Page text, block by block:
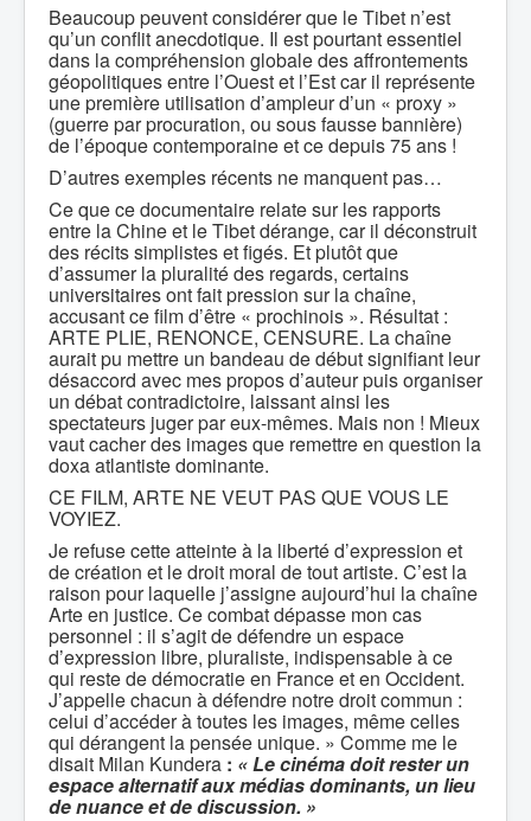
Beaucoup peuvent considérer que le Tibet n’est
qu’un conflit anecdotique. Il est pourtant essentiel
dans la compréhension globale des affrontements
géopolitiques entre l’Ouest et l’Est car il représente
une première utilisation d’ampleur d’un « proxy »
(guerre par procuration, ou sous fausse bannière)
de l’époque contemporaine et ce depuis 75 ans !
D’autres exemples récents ne manquent pas…
Ce que ce documentaire relate sur les rapports
entre la Chine et le Tibet dérange, car il déconstruit
des récits simplistes et figés. Et plutôt que
d’assumer la pluralité des regards, certains
universitaires ont fait pression sur la chaîne,
accusant ce film d’être « prochinois ». Résultat :
ARTE PLIE, RENONCE, CENSURE. La chaîne
aurait pu mettre un bandeau de début signifiant leur
désaccord avec mes propos d’auteur puis organiser
un débat contradictoire, laissant ainsi les
spectateurs juger par eux-mêmes. Mais non ! Mieux
vaut cacher des images que remettre en question la
doxa atlantiste dominante.
CE FILM, ARTE NE VEUT PAS QUE VOUS LE
VOYIEZ.
Je refuse cette atteinte à la liberté d’expression et
de création et le droit moral de tout artiste. C’est la
raison pour laquelle j’assigne aujourd’hui la chaîne
Arte en justice. Ce combat dépasse mon cas
personnel : il s’agit de défendre un espace
d’expression libre, pluraliste, indispensable à ce
qui reste de démocratie en France et en Occident.
J’appelle chacun à défendre notre droit commun :
celui d’accéder à toutes les images, même celles
qui dérangent la pensée unique. » Comme me le
disait Milan Kundera : « Le cinéma doit rester un
espace alternatif aux médias dominants, un lieu
de nuance et de discussion. »